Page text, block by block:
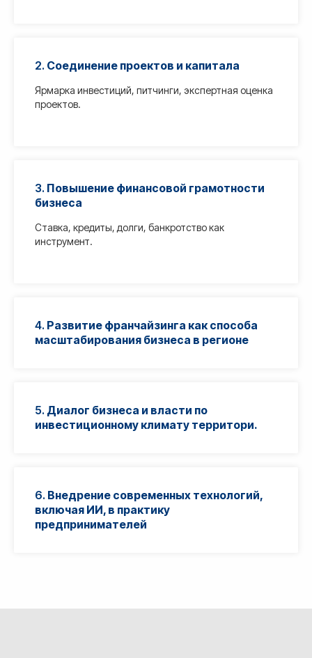
2. Соединение проектов и капитала
Ярмарка инвестиций, питчинги, экспертная оценка
проектов.
3. Повышение финансовой грамотности
бизнеса
Ставка, кредиты, долги, банкротство как
инструмент.
4. Развитие франчайзинга как способа
масштабирования бизнеса в регионе
5. Диалог бизнеса и власти по
инвестиционному климату территори.
6. Внедрение современных технологий,
включая ИИ, в практику
предпринимателей